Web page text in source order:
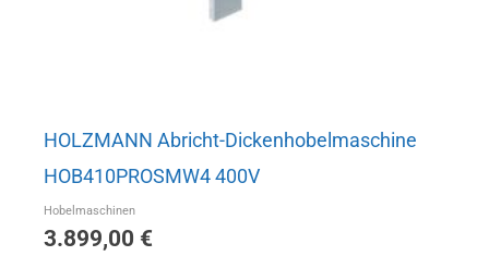
HOLZMANN Abricht-Dickenhobelmaschine
HOB410PROSMW4 400V
Hobelmaschinen
3.899,00 €